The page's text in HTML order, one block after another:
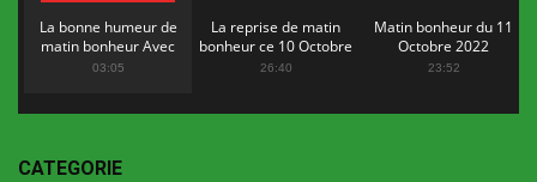
La bonne humeur de
matin bonheur Avec
Flopy Mendosa
03:05
La reprise de matin
bonheur ce 10 Octobre
2022
26:40
Matin bonheur du 11
Octobre 2022
23:52
CATEGORIE